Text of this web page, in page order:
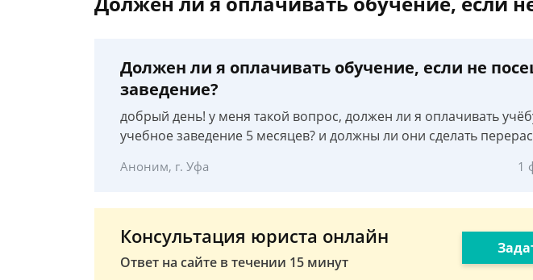
Должен ли я оплачивать обучение, если не
заведение?
добрый день! у меня такой вопрос, должен ли я оплачивать
учебное заведение 5 месяцев? и должны ли они сделать
Аноним, г. Уфа 1
Консультация юриста онлайн
Ответ на сайте в течении 15 минут